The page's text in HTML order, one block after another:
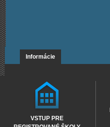
Informácie
VSTUP PRE